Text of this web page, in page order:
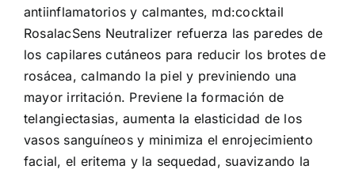
antiinflamatorios y calmantes, md:cocktail
RosalacSens Neutralizer refuerza las paredes de
los capilares cutáneos para reducir los brotes de
rosácea, calmando la piel y previniendo una
mayor irritación. Previene la formación de
telangiectasias, aumenta la elasticidad de los
vasos sanguíneos y minimiza el enrojecimiento
facial, el eritema y la sequedad, suavizando la